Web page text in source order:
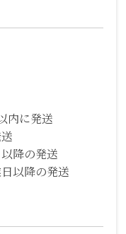
内に発送
降の発送
以降の発送